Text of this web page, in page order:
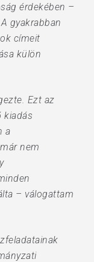
érdekében –
gyakrabban
címeit
külön
Ezt az
kiadás
a
nem
– válogattam